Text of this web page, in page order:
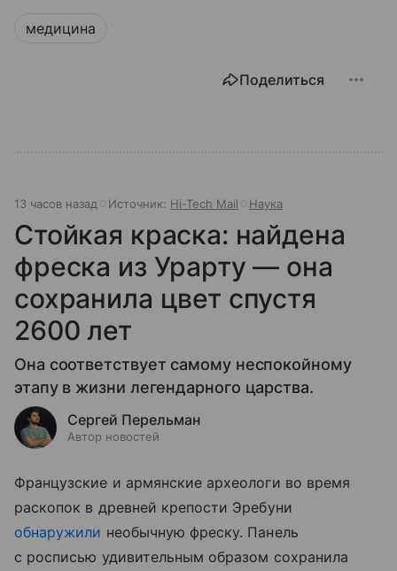
медицина
Поделиться
13 часов назад Источник: Hi-Tech Mail Наука
Стойкая краска: найдена
фреска из Урарту — она
сохранила цвет спустя
2600 лет
Она соответствует самому неспокойному
этапу в жизни легендарного царства.
Сергей Перельман
Автор новостей
Французские и армянские археологи во время
раскопок в древней крепости Эребуни
обнаружили необычную фреску. Панель
с росписью удивительным образом сохранила